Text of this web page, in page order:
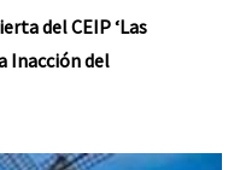
del CEIP ‘Las
Inacción del